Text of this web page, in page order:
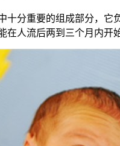
重要的组成部分，它
人流后两到三个月内